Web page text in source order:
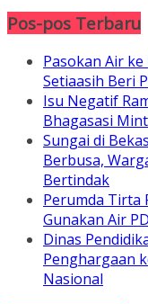
Pos-pos Terbaru
Pasokan Air
Setiaasih Beri
Isu Negatif
Bhagasasi
Sungai di
Berbusa,
Bertindak
Perumda Tirta
Gunakan Air
Dinas
Penghargaan
Nasional